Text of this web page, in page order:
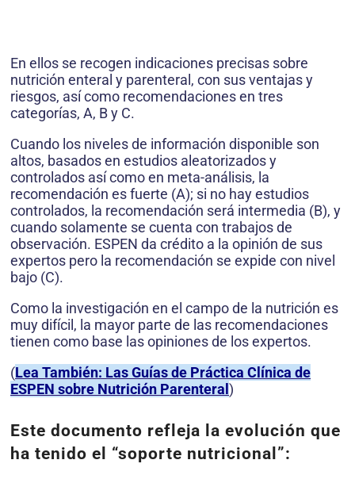
En ellos se recogen indicaciones precisas sobre
nutrición enteral y parenteral, con sus ventajas y
riesgos, así como recomendaciones en tres
categorías, A, B y C.
Cuando los niveles de información disponible son
altos, basa­dos en estudios aleatorizados y
controlados así como en meta-análisis, la
recomendación es fuerte (A); si no hay estudios
controlados, la recomendación será inter­media (B), y
cuando solamente se cuenta con trabajos de
observación. ESPEN da crédito a la opinión de sus
expertos pero la recomendación se expide con nivel
bajo (C).
Como la investigación en el campo de la nutrición es
muy difícil, la mayor parte de las recomendaciones
tienen como base las opiniones de los expertos.
(Lea También: Las Guías de Práctica Clínica de
ESPEN sobre Nutrición Parenteral )
Este documento refleja la evolución que
ha tenido el “soporte nutricional”: